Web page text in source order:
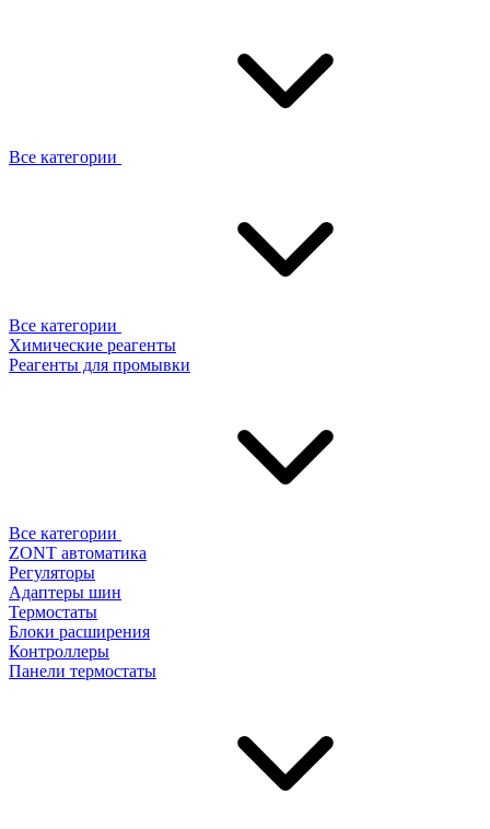
Все категории
Все категории
Химические реагенты
Реагенты для промывки
Все категории
ZONT автоматика
Регуляторы
Адаптеры шин
Термостаты
Блоки расширения
Контроллеры
Панели термостаты